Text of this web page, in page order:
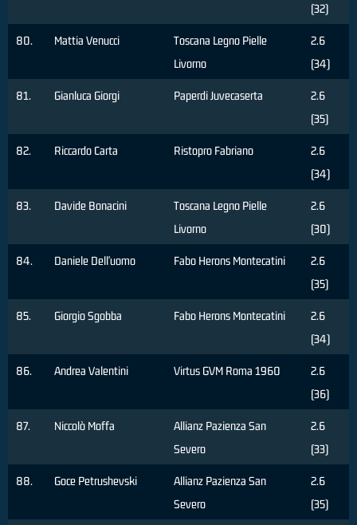
(32)
80. Mattia Venucci
Toscana Legno Pielle
Livorno
2.6
(34)
81. Gianluca Giorgi Paperdi Juvecaserta
2.6
(35)
82. Riccardo Carta Ristopro Fabriano
2.6
(34)
83. Davide Bonacini
Toscana Legno Pielle
Livorno
2.6
(30)
84. Daniele Dell'uomo Fabo Herons Montecatini
2.6
(35)
85. Giorgio Sgobba Fabo Herons Montecatini
2.6
(34)
86. Andrea Valentini Virtus GVM Roma 1960
2.6
(36)
87. Niccolò Moffa
Allianz Pazienza San
Severo
2.6
(33)
88. Goce Petrushevski
Allianz Pazienza San
Severo
2.6
(35)